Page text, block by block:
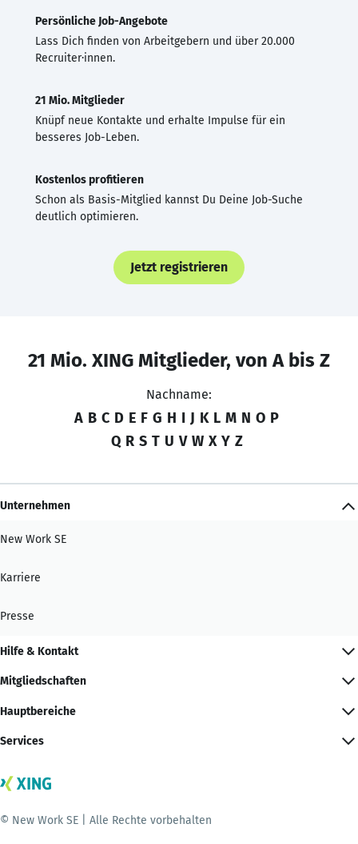
Persönliche Job-Angebote
Lass Dich finden von Arbeitgebern und über 20.000
Recruiter·innen.
21 Mio. Mitglieder
Knüpf neue Kontakte und erhalte Impulse für ein
besseres Job-Leben.
Kostenlos profitieren
Schon als Basis-Mitglied kannst Du Deine Job-Suche
deutlich optimieren.
Jetzt registrieren
21 Mio. XING Mitglieder, von A bis Z
Nachname:
A B C D E F G H I J K L M N O P
Q R S T U V W X Y Z
Unternehmen
New Work SE
Karriere
Presse
Hilfe & Kontakt
Mitgliedschaften
Hauptbereiche
Services
© New Work SE | Alle Rechte vorbehalten